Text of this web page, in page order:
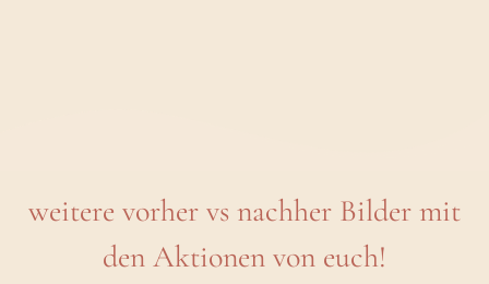
weitere vorher vs nachher Bilder mit
den Aktionen von euch!